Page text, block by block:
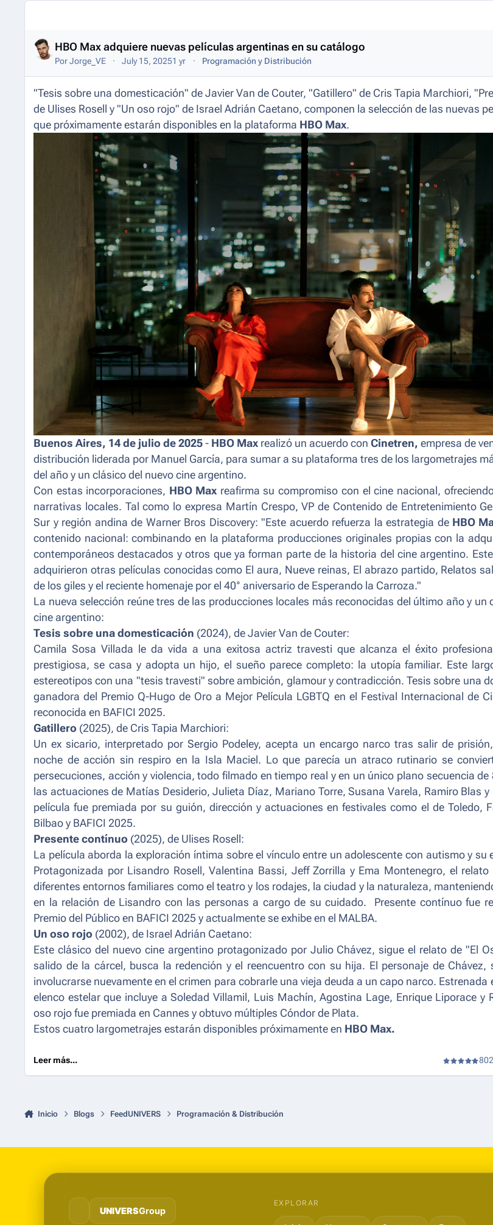
Entries in this blog
HBO Max adquiere nuevas películas argentinas en su catálogo
PorJorge_VE July 15, 20251 yr Programación y Distribución
"Tesis sobre una domesticación" de Javier Van de Couter, "Gatillero" de Cris Tapia Marchiori,
de Ulises Rosell y "Un oso rojo" de Israel Adrián Caetano, componen la selección de las nuevas
que próximamente estarán disponibles en la plataforma HBO Max.
Buenos Aires, 14 de julio de 2025 - HBO Max realizó un acuerdo con Cinetren, empresa de
distribución liderada por Manuel García, para sumar a su plataforma tres de los largometrajes
del año y un clásico del nuevo cine argentino.
Con estas incorporaciones, HBO Max reafirma su compromiso con el cine nacional,
narrativas locales. Tal como lo expresa Martín Crespo, VP de Contenido de Entretenimiento
Sur y región andina de Warner Bros Discovery: "Este acuerdo refuerza la estrategia de HBO
contenido nacional: combinando en la plataforma producciones originales propias con la
contemporáneos destacados y otros que ya forman parte de la historia del cine argentino.
adquirieron otras películas conocidas como El aura, Nueve reinas, El abrazo partido, Relatos
de los giles y el reciente homenaje por el 40° aniversario de Esperando la Carroza."
La nueva selección reúne tres de las producciones locales más reconocidas del último año y un
cine argentino:
Tesis sobre una domesticación (2024), de Javier Van de Couter:
Camila Sosa Villada le da vida a una exitosa actriz travesti que alcanza el éxito
prestigiosa, se casa y adopta un hijo, el sueño parece completo: la utopía familiar. Este
estereotipos con una "tesis travesti" sobre ambición, glamour y contradicción. Tesis sobre una
ganadora del Premio Q-Hugo de Oro a Mejor Película LGBTQ en el Festival Internacional de
reconocida en BAFICI 2025.
Gatillero (2025), de Cris Tapia Marchiori:
Un ex sicario, interpretado por Sergio Podeley, acepta un encargo narco tras salir de
noche de acción sin respiro en la Isla Maciel. Lo que parecía un atraco rutinario se
persecuciones, acción y violencia, todo filmado en tiempo real y en un único plano secuencia
las actuaciones de Matías Desiderio, Julieta Díaz, Mariano Torre, Susana Varela, Ramiro Blas
película fue premiada por su guión, dirección y actuaciones en festivales como el de Toledo,
Bilbao y BAFICI 2025.
Presente contínuo (2025), de Ulises Rosell:
La película aborda la exploración íntima sobre el vínculo entre un adolescente con autismo y su
Protagonizada por Lisandro Rosell, Valentina Bassi, Jeff Zorrilla y Ema Montenegro, el relato
diferentes entornos familiares como el teatro y los rodajes, la ciudad y la naturaleza,
en la relación de Lisandro con las personas a cargo de su cuidado. Presente contínuo fue
Premio del Público en BAFICI 2025 y actualmente se exhibe en el MALBA.
Un oso rojo (2002), de Israel Adrián Caetano:
Este clásico del nuevo cine argentino protagonizado por Julio Chávez, sigue el relato de "El
salido de la cárcel, busca la redención y el reencuentro con su hija. El personaje de Chávez,
involucrarse nuevamente en el crimen para cobrarle una vieja deuda a un capo narco. Estrenada
elenco estelar que incluye a Soledad Villamil, Luis Machín, Agostina Lage, Enrique Liporace y
oso rojo fue premiada en Cannes y obtuvo múltiples Cóndor de Plata.
Estos cuatro largometrajes estarán disponibles próximamente en HBO Max.
Leer más...
Inicio Blogs FeedUNIVERS Programación & Distribución
UNIVERSGroup
EXPLORAR